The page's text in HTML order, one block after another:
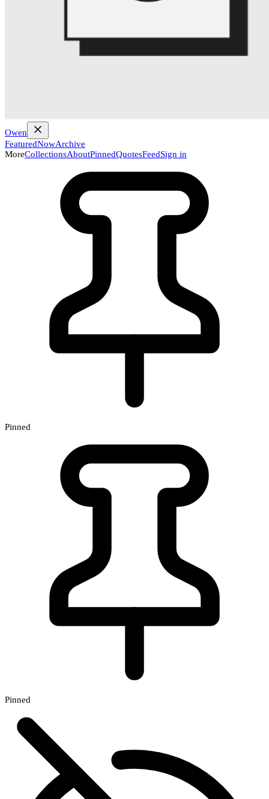
Owen
FeaturedNowArchive
MoreCollectionsAboutPinnedQuotesFeedSign in
Pinned
Pinned